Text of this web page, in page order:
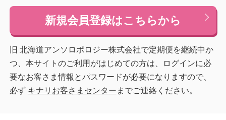
新規会員登録はこちらから
旧 北海道アンソロポロジー株式会社で定期便を継続中か
つ、本サイトのご利用がはじめての方は、ログインに必
要なお客さま情報とパスワードが必要になりますので、
必ず キナリお客さまセンター までご連絡ください。